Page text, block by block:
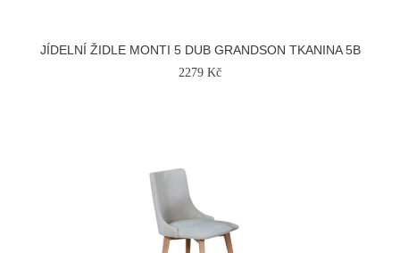
JÍDELNÍ ŽIDLE MONTI 5 DUB GRANDSON TKANINA 5B
2279 Kč